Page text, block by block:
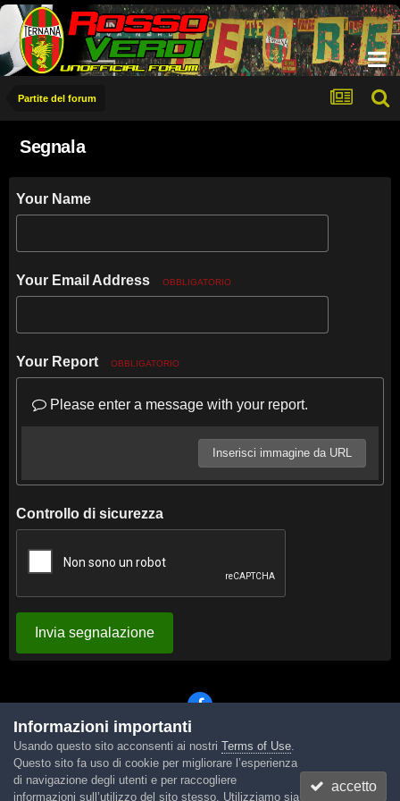
Partite del forum
Segnala
Your Name
Your Email Address OBBLIGATORIO
Your Report OBBLIGATORIO
Please enter a message with your report.
Inserisci immagine da URL
Controllo di sicurezza
Invia segnalazione
Lingua Tema Contattaci Cookies
Powered by Invision Community
Informazioni importanti
Usando questo sito acconsenti ai nostri Terms of Use.
Questo sito fa uso di cookie per migliorare l’esperienza
di navigazione degli utenti e per raccogliere
informazioni sull’utilizzo del sito stesso. Utilizziamo sia
accetto